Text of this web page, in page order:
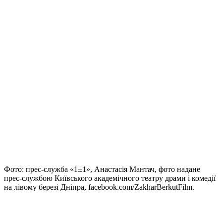
Фото: прес-служба «1±1», Анастасія Мантач, фото надане
прес-службою Київського академічного театру драми і комедії
на лівому березі Дніпра, facebook.com/ZakharBerkutFilm.